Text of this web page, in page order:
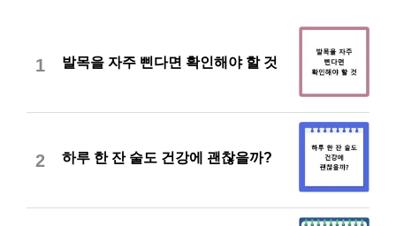
1 발목을 자주 삔다면 확인해야 할 것
2 하루 한 잔 술도 건강에 괜찮을까?